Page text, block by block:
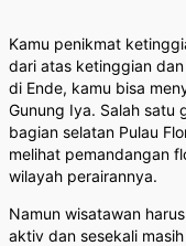
Kamu penikmat
dari atas ketinggian
di Ende, kamu bisa
Gunung Iya. Salah satu
bagian selatan Pulau
melihat pemandangan
wilayah perairannya.
Namun wisatawan
aktiv dan sesekali